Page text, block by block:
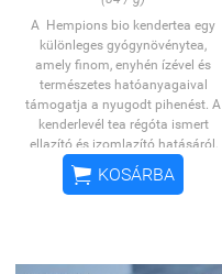
A Hempions bio kendertea egy
különleges gyógynövénytea,
amely finom, enyhén ízével és
természetes hatóanyagaival
támogatja a nyugodt pihenést. A
kenderlevél tea régóta ismert
ellazító és izomlazító hatásáról,
amely segíthet a stressz
oldásában, az étvágy
rituális és gyógyászati célokra. A
 KOSÁRBA